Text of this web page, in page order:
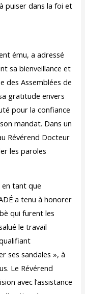
puiser dans la foi et
ému, a adressé
sa bienveillance et
des Assemblées de
gratitude envers
pour la confiance
mandat. Dans un
Révérend Docteur
les paroles
tant que
a tenu à honorer
qui furent les
le travail
ses sandales », à
Le Révérend
avec l’assistance